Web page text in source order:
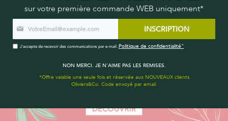
sur votre première commande WEB uniquement*
INSCRIPTION
J'accepte de recevoir des communications par e-mail. Politique de confidentialité"
NON MERCI. JE N'AIME PAS LES REMISES.
*Offre valable une seule fois et réservée aux NOUVEAUX clients
Oliviers&Co. Code envoyé par email.